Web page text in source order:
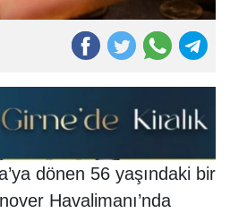
dönen 56 yaşındaki bir
Havalimanı’nda